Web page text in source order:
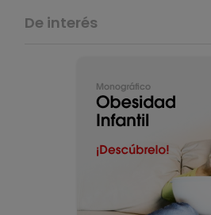
De interés